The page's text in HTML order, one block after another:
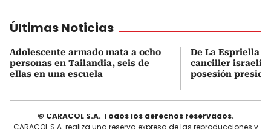
Últimas Noticias
Adolescente armado mata a ocho
personas en Tailandia, seis de
ellas en una escuela
De La Espriella
canciller israelí
posesión
© CARACOL S.A. Todos los derechos reservados.
CARACOL S.A. realiza una reserva expresa de las reproducciones y